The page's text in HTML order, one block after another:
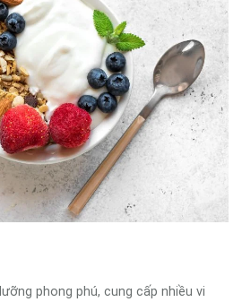
phong phú, cung cấp nhiều vi